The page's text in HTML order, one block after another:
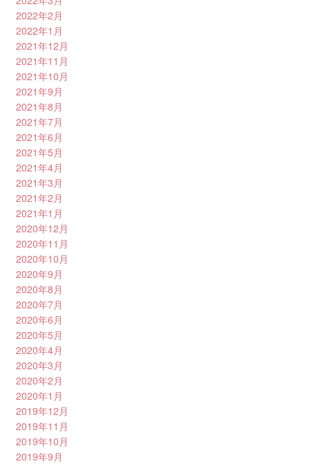
2022年2月
2022年1月
2021年12月
2021年11月
2021年10月
2021年9月
2021年8月
2021年7月
2021年6月
2021年5月
2021年4月
2021年3月
2021年2月
2021年1月
2020年12月
2020年11月
2020年10月
2020年9月
2020年8月
2020年7月
2020年6月
2020年5月
2020年4月
2020年3月
2020年2月
2020年1月
2019年12月
2019年11月
2019年10月
2019年9月